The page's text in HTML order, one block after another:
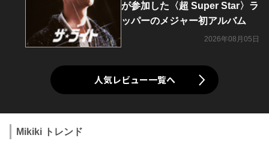
が参加した〈超 Super Star〉ラ
ッパーのメジャー初アルバム
2026年08月05日
人気レビュー一覧へ
Mikiki トレンド